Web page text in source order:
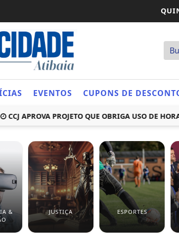
EVENTOS CUPONS DE
APROVA PROJETO QUE OBRIGA USO DE HORA-
&
JUSTIÇA ESPORTES